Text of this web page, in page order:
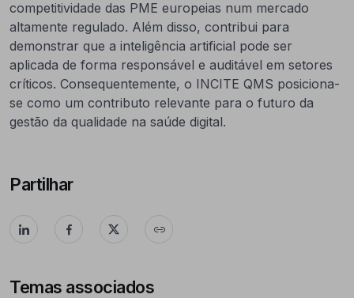
competitividade das PME europeias num mercado
altamente regulado. Além disso, contribui para
demonstrar que a inteligência artificial pode ser
aplicada de forma responsável e auditável em setores
críticos. Consequentemente, o INCITE QMS posiciona-
se como um contributo relevante para o futuro da
gestão da qualidade na saúde digital.
Partilhar
Temas associados